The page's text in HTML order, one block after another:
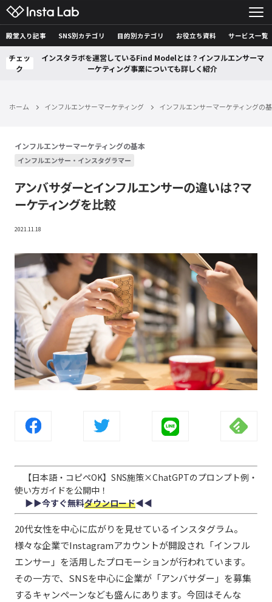
殿堂入り記事 SNS別カテゴリ 目的別カテゴリ お役立ち資料 サービス一覧
チェッ
ク
インスタラボを運営しているFind Modelとは？インフルエンサーマ
ーケティング事業についても詳しく紹介
ホーム インフルエンサーマーケティング インフルエンサーマーケティングの
インフルエンサーマーケティングの基本
インフルエンサー・インスタグラマー
アンバサダーとインフルエンサーの違いは？マ
ーケティングを比較
2021.11.18
【日本語・コピペOK】SNS施策×ChatGPTのプロンプト例・
使い方ガイドを公開中！
▶︎▶︎今すぐ無料ダウンロード◀︎◀︎
20代女性を中心に広がりを見せているインスタグラム。
様々な企業でInstagramアカウントが開設され「インフル
エンサー」を活用したプロモーションが行われています。
その一方で、SNSを中心に企業が「アンバサダー」を募集
するキャンペーンなども盛んにあります。今回はそんな